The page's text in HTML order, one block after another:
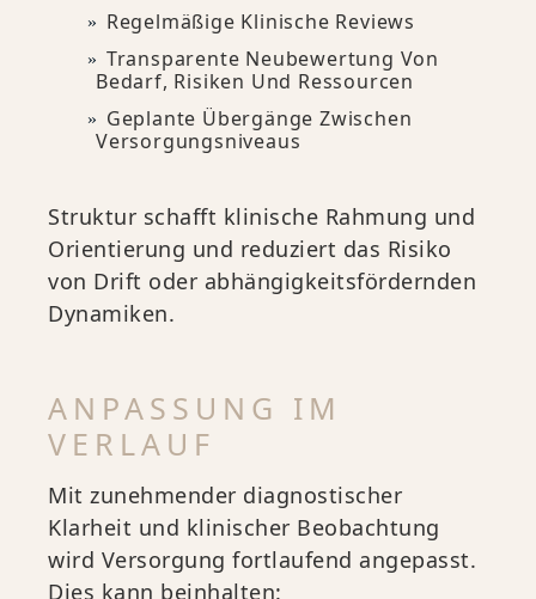
Regelmäßige Klinische Reviews
Transparente Neubewertung Von
Bedarf, Risiken Und Ressourcen
Geplante Übergänge Zwischen
Versorgungsniveaus
Struktur schafft klinische Rahmung und
Orientierung und reduziert das Risiko
von Drift oder abhängigkeitsfördernden
Dynamiken.
ANPASSUNG IM
VERLAUF
Mit zunehmender diagnostischer
Klarheit und klinischer Beobachtung
wird Versorgung fortlaufend angepasst.
Dies kann beinhalten: